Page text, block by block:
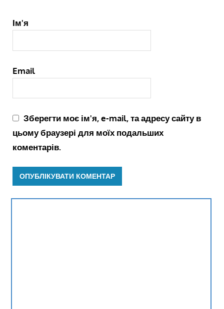
Ім'я
Email
Зберегти моє ім'я, e-mail, та адресу сайту в
цьому браузері для моїх подальших
коментарів.